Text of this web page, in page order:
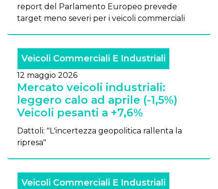
report del Parlamento Europeo prevede
target meno severi per i veicoli commerciali
Veicoli Commerciali E Industriali
12 maggio 2026
Mercato veicoli industriali:
leggero calo ad aprile (-1,5%)
Veicoli pesanti a +7,6%
Dattoli: "L'incertezza geopolitica rallenta la
ripresa"
Veicoli Commerciali E Industriali